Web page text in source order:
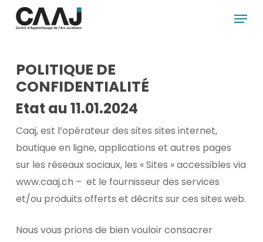
Skip
Menu
POLITIQUE DE
CONFIDENTIALITÉ
Etat au 11.01.2024
Caaj, est l’opérateur des sites sites internet,
boutique en ligne, applications et autres pages
sur les réseaux sociaux, les « Sites » accessibles via
www.caaj.ch – et le fournisseur des services
et/ou produits offerts et décrits sur ces sites web.
Nous vous prions de bien vouloir consacrer